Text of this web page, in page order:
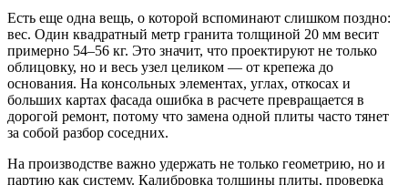
Есть еще одна вещь, о которой вспоминают слишком поздно:
вес. Один квадратный метр гранита толщиной 20 мм весит
примерно 54–56 кг. Это значит, что проектируют не только
облицовку, но и весь узел целиком — от крепежа до
основания. На консольных элементах, углах, откосах и
больших картах фасада ошибка в расчете превращается в
дорогой ремонт, потому что замена одной плиты часто тянет
за собой разбор соседних.
На производстве важно удержать не только геометрию, но и
партию как систему. Калибровка толщины плиты, проверка